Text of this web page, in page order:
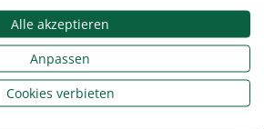
Alle akzeptieren
Anpassen
Cookies verbieten